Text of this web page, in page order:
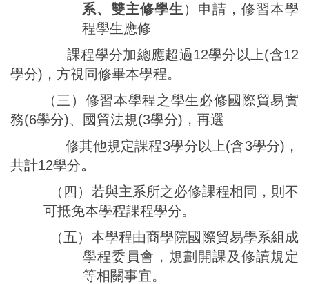
系、雙主修學生 ） 申請， 修習本學
程學生應修
課程學分加總應超過12學分以上(含12
學分) ，方視同修畢本學程。
（三） 修習本學程之學生必修國際貿易實
務(6學分)、國貿法規(3學分) ， 再選
修其他規定課程3學分以上(含3學分) ，
共計12學分。
（四）若與主系所之必修課程相同，則不
可抵免本學程課程學分。
（五）本學程由商學院國際貿易學系組成
學程委員會，規劃開課及修讀規定
等相關事宜。